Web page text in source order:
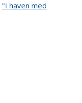
"I haven med